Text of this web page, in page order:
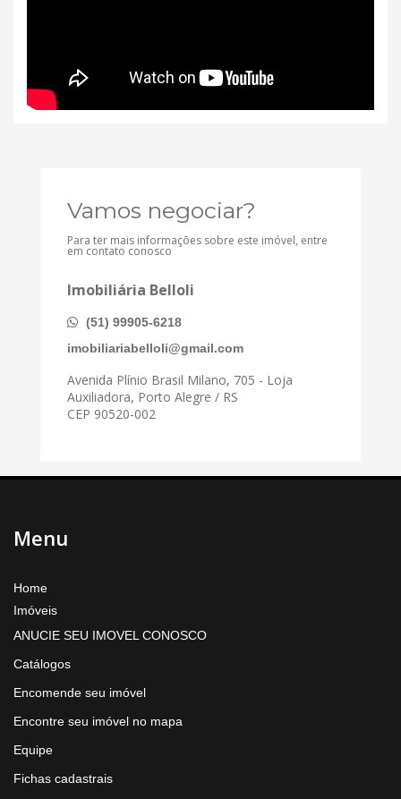
Vamos negociar?
Para ter mais informações sobre este imóvel, entre
em contato conosco
Imobiliária Belloli
(51) 99905-6218
imobiliariabelloli@gmail.com
Avenida Plínio Brasil Milano, 705 - Loja
Auxiliadora, Porto Alegre / RS
CEP 90520-002
Menu
Home
Imóveis
ANUCIE SEU IMOVEL CONOSCO
Catálogos
Encomende seu imóvel
Encontre seu imóvel no mapa
Equipe
Fichas cadastrais